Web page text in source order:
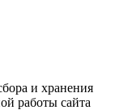
и хранения
работы сайта